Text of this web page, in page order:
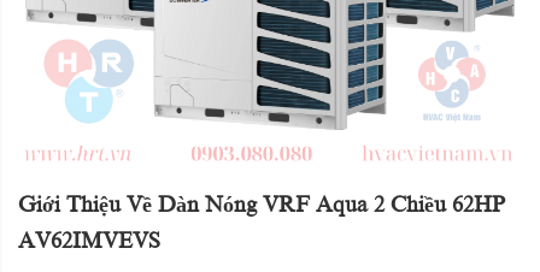
Giới Thiệu Về Dàn Nóng VRF Aqua 2 Chiều 62HP
AV62IMVEVS